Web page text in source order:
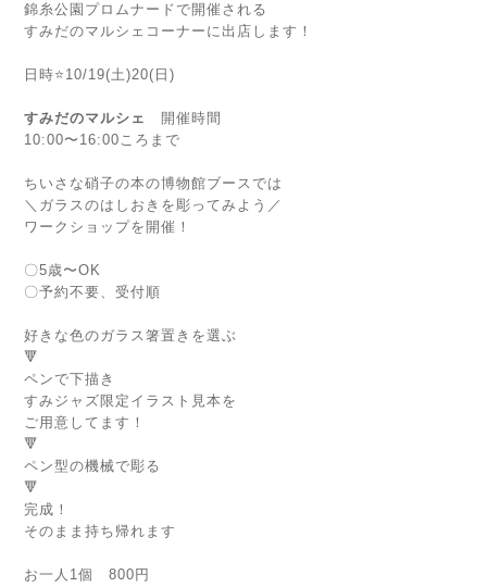
錦糸公園プロムナードで開催される
すみだのマルシェコーナーに出店します！
日時⭐️10/19(土)20(日)
すみだのマルシェ 開催時間
10:00〜16:00ころまで
ちいさな硝子の本の博物館ブースでは
＼ガラスのはしおきを彫ってみよう／
ワークショップを開催！
〇5歳〜OK
〇予約不要、受付順
好きな色のガラス箸置きを選ぶ
🔻
ペンで下描き
すみジャズ限定イラスト見本を
ご用意してます！
🔻
ペン型の機械で彫る
🔻
完成！
そのまま持ち帰れます
お一人1個 800円